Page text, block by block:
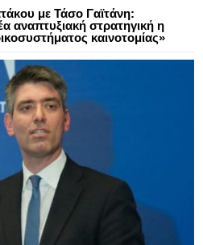
με Τάσο Γαϊτάνη:
αναπτυξιακή στρατηγική η
καινοτομίας»